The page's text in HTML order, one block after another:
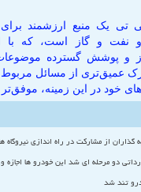
یک منبع ارزشمند برای
و نفت و گاز است، که با
و پوشش گسترده
عمیق‌تری از مسائل مربوط
خود در این زمینه،
گذاران از مشارکت در راه اندازی
دو مرحله ای شد این خودرو ها اجازه
تند شد